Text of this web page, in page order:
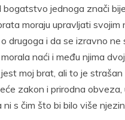
jednoga znači
moraju upravljati
drugoga i da se izravno
naći i među njima
moj brat, ali to je
zakon i prirodna
s čim što bi bilo više